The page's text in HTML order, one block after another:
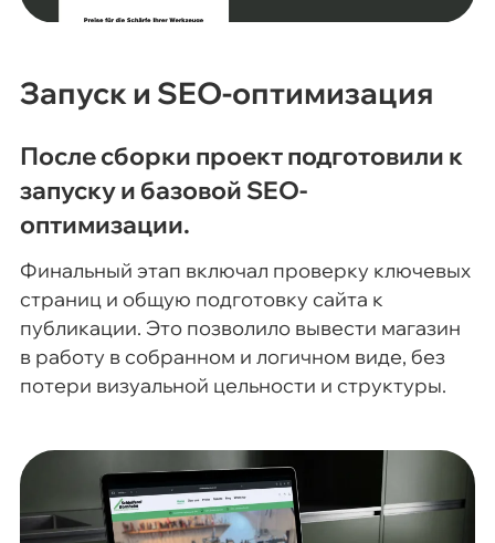
Запуск и SEO-оптимизация
После сборки проект подготовили к
запуску и базовой SEO-
оптимизации.
Финальный этап включал проверку ключевых
страниц и общую подготовку сайта к
публикации. Это позволило вывести магазин
в работу в собранном и логичном виде, без
потери визуальной цельности и структуры.